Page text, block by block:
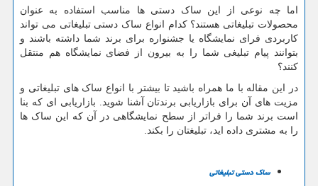
اما چه نوعی از این ساک دستی ها مناسب استفاده به عنوان
محصولات تبلیغاتی هستند؟ کدام انواع ساک دستی تبلیغاتی می تواند
کاربردی فرای نمایشگاه یا جشنواره برای برند شما داشته باشند و
بتوانند پیام تبلیغی شما را به بیرون از فضای نمایشگاه هم منتقل
کنند؟
در این مقاله با ما همراه باشید تا بیشتر با انواع ساک های تبلیغاتی و
مزیت های آن برای بازاریابی برندتان آشنا شوید. بازاریابی ای که بنا
است برند شما را فراتر از سطح نمایشگاهی در آن که این ساک ها
را به مشتری داده اید، تبلیغتان را بکند.
ساک دستی تبلیغاتی